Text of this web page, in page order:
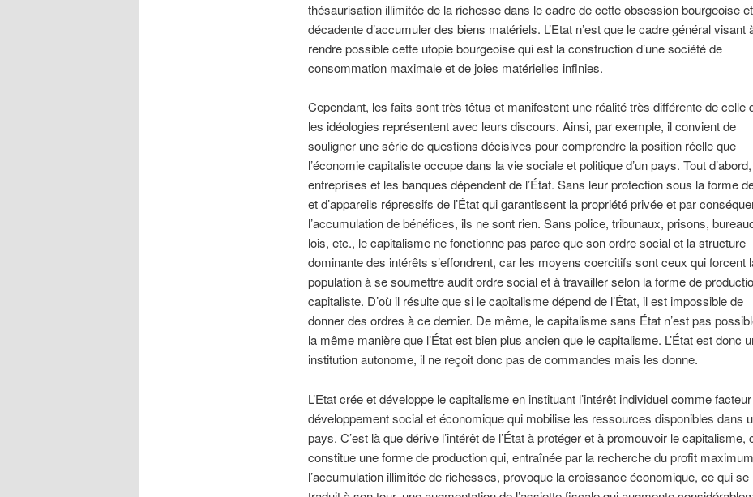
thésaurisation illimitée de la richesse dans le cadre de cette obsession bourgeoise et
décadente d’accumuler des biens matériels. L’Etat n’est que le cadre général visant
rendre possible cette utopie bourgeoise qui est la construction d’une société de
consommation maximale et de joies matérielles infinies.
Cependant, les faits sont très têtus et manifestent une réalité très différente de celle
les idéologies représentent avec leurs discours. Ainsi, par exemple, il convient de
souligner une série de questions décisives pour comprendre la position réelle que
l’économie capitaliste occupe dans la vie sociale et politique d’un pays. Tout
entreprises et les banques dépendent de l’État. Sans leur protection sous la forme
et d’appareils répressifs de l’État qui garantissent la propriété privée et par
l’accumulation de bénéfices, ils ne sont rien. Sans police, tribunaux, prisons,
lois, etc., le capitalisme ne fonctionne pas parce que son ordre social et la structure
dominante des intérêts s’effondrent, car les moyens coercitifs sont ceux qui forcent
population à se soumettre audit ordre social et à travailler selon la forme de
capitaliste. D’où il résulte que si le capitalisme dépend de l’État, il est impossible de
donner des ordres à ce dernier. De même, le capitalisme sans État n’est pas
la même manière que l’État est bien plus ancien que le capitalisme. L’État est donc
institution autonome, il ne reçoit donc pas de commandes mais les donne.
L’Etat crée et développe le capitalisme en instituant l’intérêt individuel comme
développement social et économique qui mobilise les ressources disponibles dans
pays. C’est là que dérive l’intérêt de l’État à protéger et à promouvoir le capitalisme,
constitue une forme de production qui, entraînée par la recherche du profit
l’accumulation illimitée de richesses, provoque la croissance économique, ce qui se